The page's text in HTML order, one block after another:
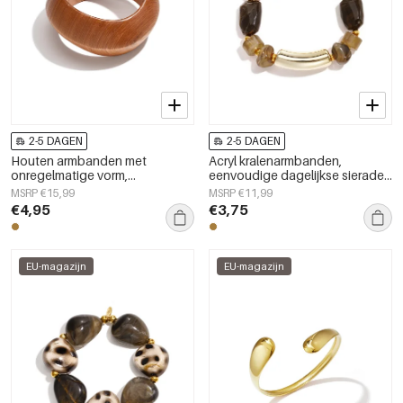
2-5 DAGEN
Houten armbanden met
onregelmatige vorm,
eenvoudige, alledaagse serie,
damessieraden
MSRP €15,99
€4,95
2-5 DAGEN
Acryl kralenarmbanden,
eenvoudige dagelijkse sieraden
uit de Simple Series voor dames.
MSRP €11,99
€3,75
EU-magazijn EU-magazijn